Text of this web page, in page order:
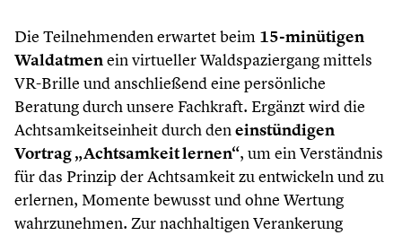
Die Teilnehmenden erwartet beim 15-minütigen
Waldatmenein virtueller Waldspaziergang mittels
VR-Brille und anschließend eine persönliche
Beratung durch unsere Fachkraft. Ergänzt wird die
Achtsamkeitseinheit durch deneinstündigen
Vortrag „Achtsamkeit lernen“, um ein Verständnis
für das Prinzip der Achtsamkeit zu entwickeln und zu
erlernen, Momente bewusst und ohne Wertung
wahrzunehmen. Zur nachhaltigen Verankerung